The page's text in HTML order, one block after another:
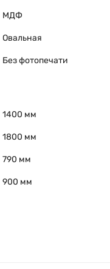
МДФ
Овальная
Без фотопечати
1400 мм
1800 мм
790 мм
900 мм